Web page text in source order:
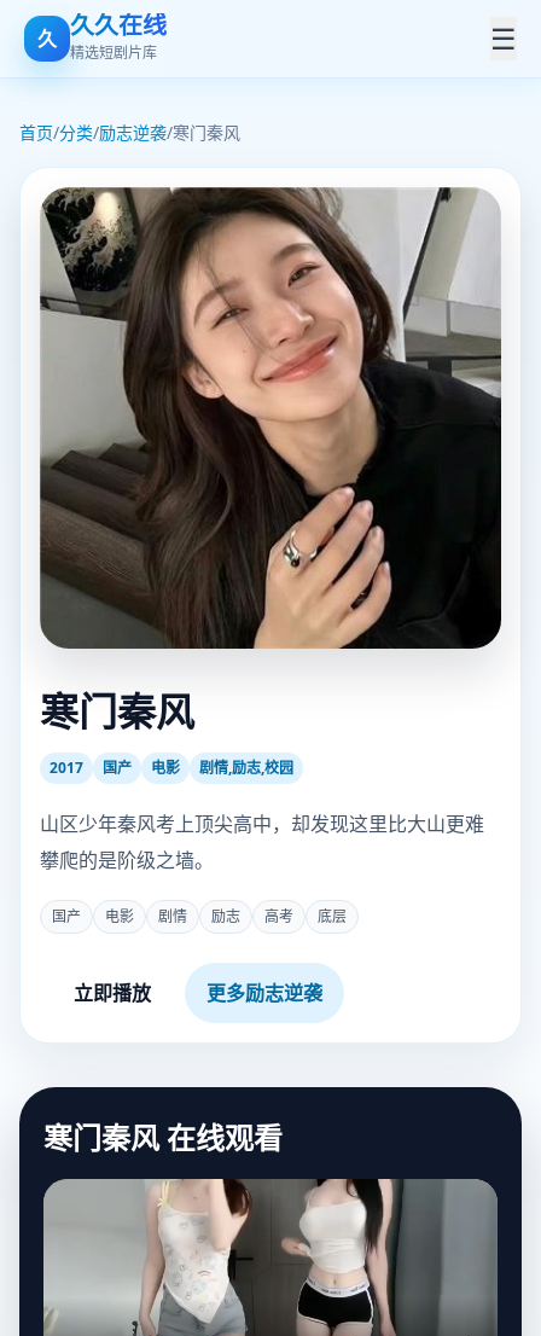
久 久久在线
精选短剧片库 ☰
首页/分类/励志逆袭/寒门秦风
寒门秦风
2017 国产 电影 剧情,励志,校园
山区少年秦风考上顶尖高中，却发现这里比大山更难
攀爬的是阶级之墙。
国产 电影 剧情 励志 高考 底层
立即播放 更多励志逆袭
寒门秦风 在线观看